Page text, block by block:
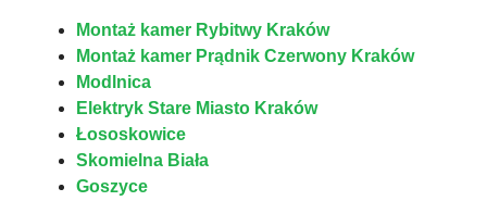
Montaż kamer Rybitwy Kraków
Montaż kamer Prądnik Czerwony Kraków
Modlnica
Elektryk Stare Miasto Kraków
Łososkowice
Skomielna Biała
Goszyce